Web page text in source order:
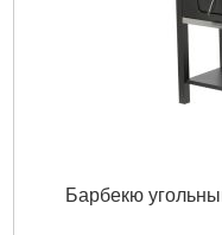
Барбекю